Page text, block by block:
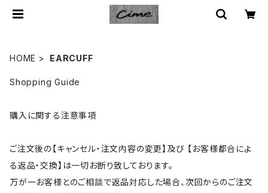
HOME EARCUFF
Shopping Guide
購入に関する注意事項
ご注文後の【キャンセル・注文内容の変更】及び 【お客様都合によ
る返品・交換】は一切お断り致しております。
万が一お客様とのご相談で返品対応した場合、次回からのご注文